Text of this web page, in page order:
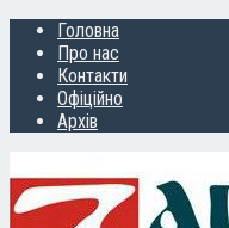
Головна
Про нас
Контакти
Офіційно
Архів